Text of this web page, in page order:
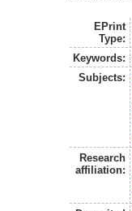
EPrint
Type:
Keywords:
Subjects:
Research
affiliation: